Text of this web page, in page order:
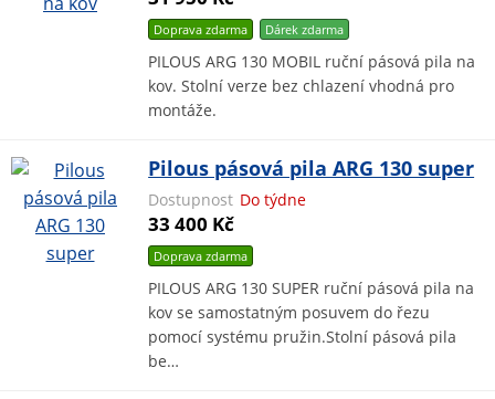
Doprava zdarma Dárekzdarma
PILOUS ARG 130 MOBIL ruční pásová pila na
kov. Stolní verze bez chlazení vhodná pro
montáže.
Pilous pásová pila ARG 130 super
Dostupnost Do týdne
33 400 Kč
Doprava zdarma
PILOUS ARG 130 SUPER ruční pásová pila na
kov se samostatným posuvem do řezu
pomocí systému pružin.Stolní pásová pila
be…